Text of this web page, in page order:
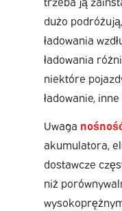
dużo
ładowania
ładowania
niektóre
ładowanie, inne
Uwaga
akumulatora,
dostawcze
niż